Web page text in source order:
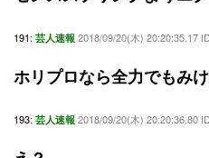
191: 芸人速報 2018/09/20(木) 20:20:35.17
ホリプロなら全力でもみ
193: 芸人速報 2018/09/20(木) 20:20:36.80